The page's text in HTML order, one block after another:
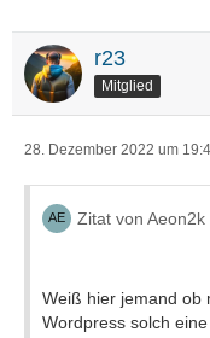
r23
Mitglied
28. Dezember 2022 um
Zitat von Aeon2k
Weiß hier jemand ob
Wordpress solch